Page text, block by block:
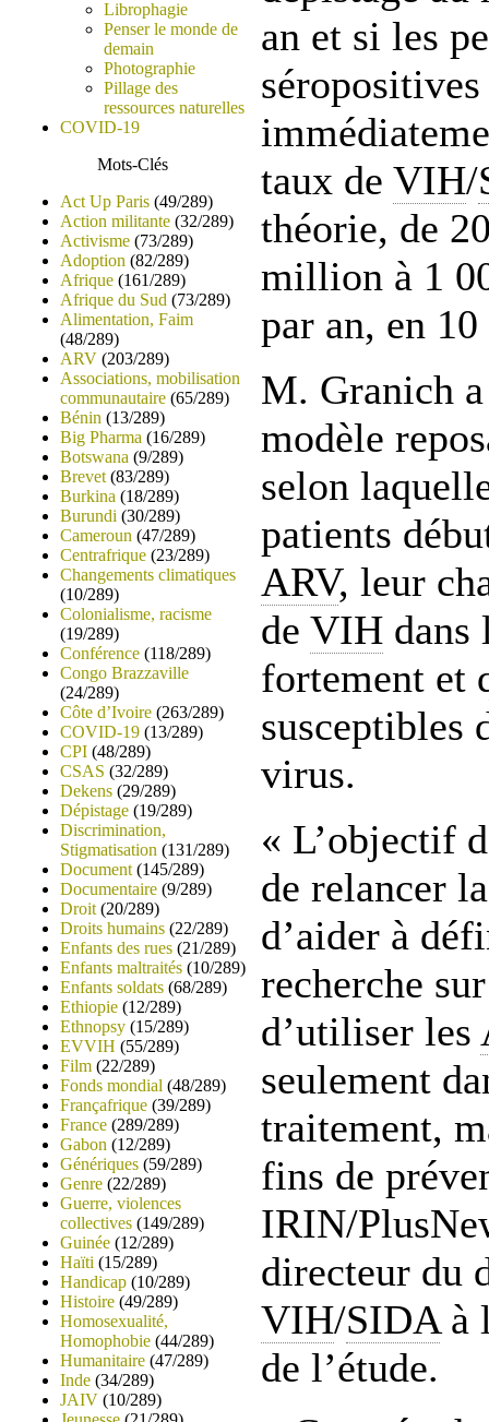
Librophagie
Penser le monde de
demain
Photographie
Pillage des
ressources naturelles
COVID-19
Mots-Clés
Act Up Paris (49/289)
Action militante (32/289)
Activisme (73/289)
Adoption (82/289)
Afrique (161/289)
Afrique du Sud (73/289)
Alimentation, Faim
(48/289)
ARV (203/289)
Associations, mobilisation
communautaire (65/289)
Bénin (13/289)
Big Pharma (16/289)
Botswana (9/289)
Brevet (83/289)
Burkina (18/289)
Burundi (30/289)
Cameroun (47/289)
Centrafrique (23/289)
Changements climatiques
(10/289)
Colonialisme, racisme
(19/289)
Conférence (118/289)
Congo Brazzaville
(24/289)
Côte d’Ivoire (263/289)
COVID-19 (13/289)
CPI (48/289)
CSAS (32/289)
Dekens (29/289)
Dépistage (19/289)
Discrimination,
Stigmatisation (131/289)
Document (145/289)
Documentaire (9/289)
Droit (20/289)
Droits humains (22/289)
Enfants des rues (21/289)
Enfants maltraités (10/289)
Enfants soldats (68/289)
Ethiopie (12/289)
Ethnopsy (15/289)
EVVIH (55/289)
Film (22/289)
Fonds mondial (48/289)
Françafrique (39/289)
France (289/289)
Gabon (12/289)
Génériques (59/289)
Genre (22/289)
Guerre, violences
collectives (149/289)
Guinée (12/289)
Haïti (15/289)
Handicap (10/289)
Histoire (49/289)
Homosexualité,
Homophobie (44/289)
Humanitaire (47/289)
Inde (34/289)
JAIV (10/289)
an et si les
taux de VIH/
théorie, de
million à 1
par an, en
M. Granich
modèle
selon
patients
ARV, leur
de VIH dans
fortement et
susceptibles
virus.
« L’objectif
de relancer
d’aider à
recherche
d’utiliser les
seulement
traitement,
fins de
IRIN/
directeur du
VIH/SIDAà
de l’étude.